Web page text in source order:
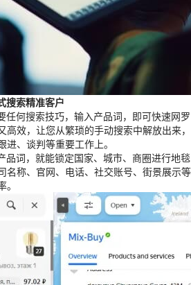
搜索精准客户
任何搜索技巧，输入产品词，即可快速网罗
效，让您从繁琐的手动搜索中解放出来，
、谈判等重要工作上。
品词，就能锁定国家、城市、商圈进行地毯
名称、官网、电话、社交账号、街景展示等